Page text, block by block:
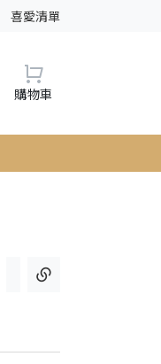
喜愛清單
購物車